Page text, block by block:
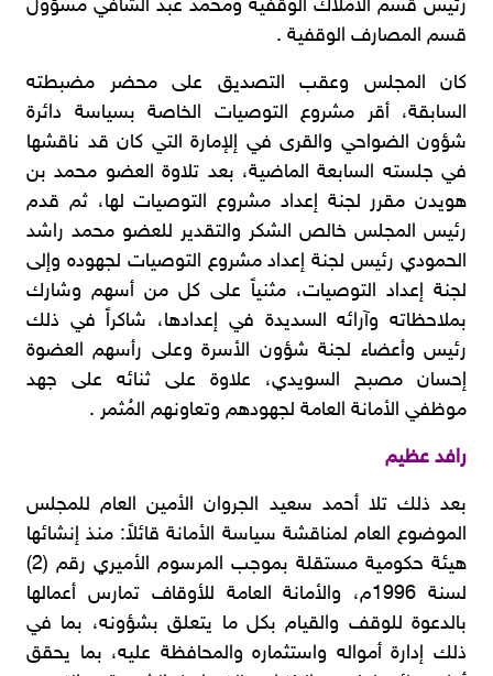
رئيس قسم الأملاك الوقفية ومحمد عبد الشافي مسؤول
قسم المصارف الوقفية .
كان المجلس وعقب التصديق على محضر مضبطته
السابقة، أقر مشروع التوصيات الخاصة بسياسة دائرة
شؤون الضواحي والقرى في إلإمارة التي كان قد ناقشها
في جلسته السابعة الماضية، بعد تلاوة العضو محمد بن
هويدن مقرر لجنة إعداد مشروع التوصيات لها، ثم قدم
رئيس المجلس خالص الشكر والتقدير للعضو محمد راشد
الحمودي رئيس لجنة إعداد مشروع التوصيات لجهوده وإلى
لجنة إعداد التوصيات، مثنياً على كل من أسهم وشارك
بملاحظاته وآرائه السديدة في إعدادها، شاكراً في ذلك
رئيس وأعضاء لجنة شؤون الأسرة وعلى رأسهم العضوة
إحسان مصبح السويدي، علاوة على ثنائه على جهد
موظفي الأمانة العامة لجهودهم وتعاونهم المُثمر .
رافد عظيم
بعد ذلك تلا أحمد سعيد الجروان الأمين العام للمجلس
الموضوع العام لمناقشة سياسة الأمانة قائلاً: منذ إنشائها
هيئة حكومية مستقلة بموجب المرسوم الأميري رقم (2)
لسنة 1996م، والأمانة العامة للأوقاف تمارس أعمالها
بالدعوة للوقف والقيام بكل ما يتعلق بشؤونه، بما في
ذلك إدارة أمواله واستثماره والمحافظة عليه، بما يحقق